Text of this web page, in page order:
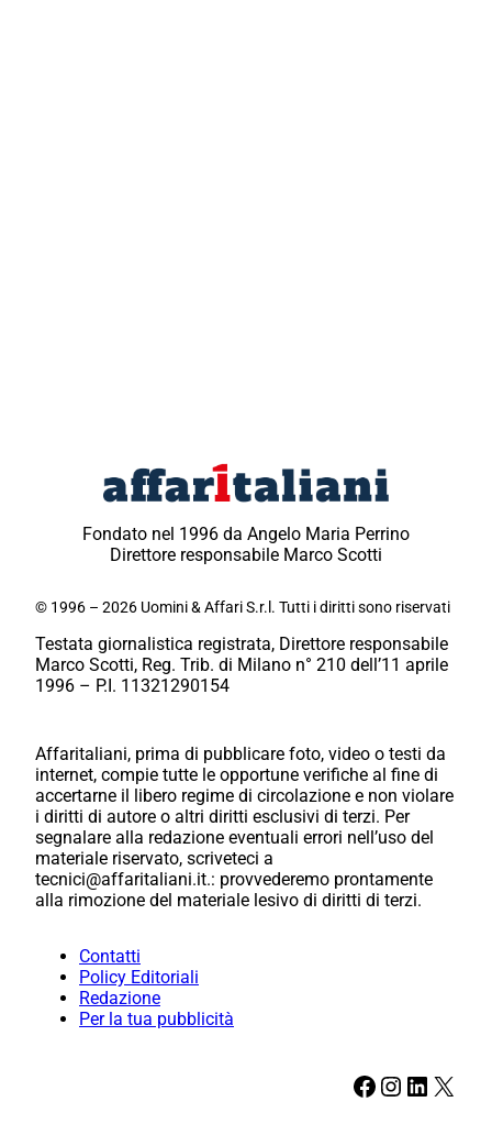
Fondato nel 1996 da Angelo Maria Perrino
Direttore responsabile Marco Scotti
© 1996 – 2026 Uomini & Affari S.r.l. Tutti i diritti sono riservati
Testata giornalistica registrata, Direttore responsabile
Marco Scotti, Reg. Trib. di Milano n° 210 dell’11 aprile
1996 – P.I. 11321290154
Affaritaliani, prima di pubblicare foto, video o testi da
internet, compie tutte le opportune verifiche al fine di
accertarne il libero regime di circolazione e non violare
i diritti di autore o altri diritti esclusivi di terzi. Per
segnalare alla redazione eventuali errori nell’uso del
materiale riservato, scriveteci a
tecnici@affaritaliani.it.: provvederemo prontamente
alla rimozione del materiale lesivo di diritti di terzi.
Contatti
Policy Editoriali
Redazione
Per la tua pubblicità
Facebook Instagram LinkedIn X